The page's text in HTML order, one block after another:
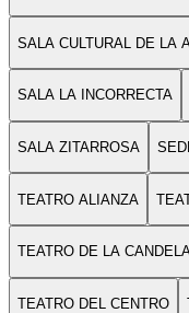
SALA CULTURAL DE LA
SALA LA INCORRECTA
SALA ZITARROSA
TEATRO ALIANZA
TEATRO DE LA
TEATRO DEL CENTRO